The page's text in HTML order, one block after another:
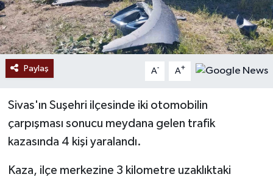
Paylaş A- A+
Sivas'ın Suşehri ilçesinde iki otomobilin
çarpışması sonucu meydana gelen trafik
kazasında 4 kişi yaralandı.
Kaza, ilçe merkezine 3 kilometre uzaklıktaki